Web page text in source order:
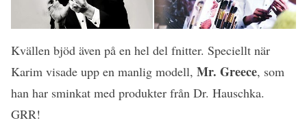
Kvällen bjöd även på en hel del fnitter. Speciellt när
Karim visade upp en manlig modell, Mr. Greece, som
han har sminkat med produkter från Dr. Hauschka.
GRR!